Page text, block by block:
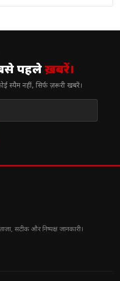
पहलेख़बरें।
स्पैम नहीं, सिर्फ ज़रूरी खबरें।
सटीक और निष्पक्ष जानकारी।